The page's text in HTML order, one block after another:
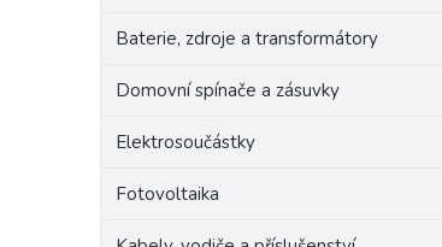
Baterie, zdroje a transformátory
Domovní spínače a zásuvky
Elektrosoučástky
Fotovoltaika